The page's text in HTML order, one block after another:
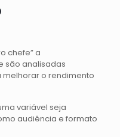
chefe” a
são analisadas
o rendimento
variável seja
audiência e formato